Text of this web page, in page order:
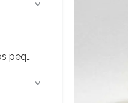
Zapatos para niños pequeños